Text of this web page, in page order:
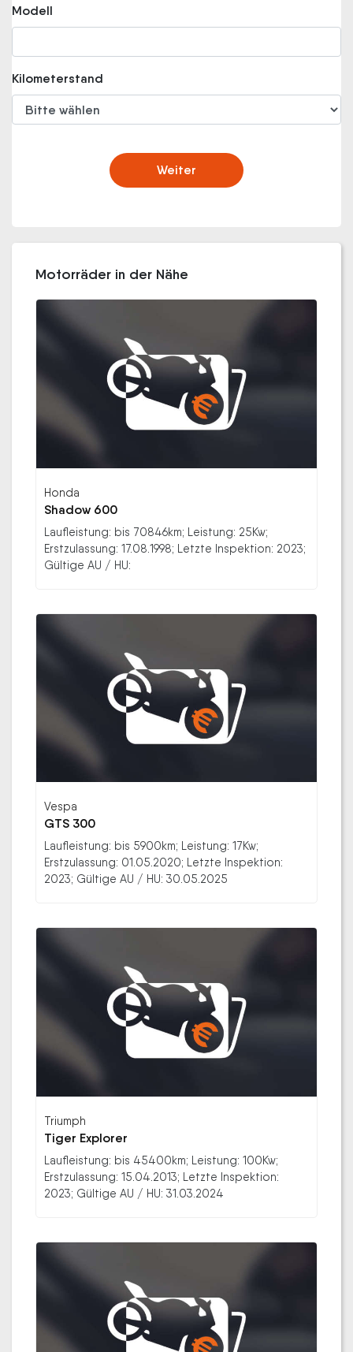
Modell
Kilometerstand
Weiter
Motorräder in der Nähe
Honda
Shadow 600
Laufleistung: bis 70846km; Leistung: 25Kw;
Erstzulassung: 17.08.1998; Letzte Inspektion: 2023;
Gültige AU / HU:
Vespa
GTS 300
Laufleistung: bis 5900km; Leistung: 17Kw;
Erstzulassung: 01.05.2020; Letzte Inspektion:
2023; Gültige AU / HU: 30.05.2025
Triumph
Tiger Explorer
Laufleistung: bis 45400km; Leistung: 100Kw;
Erstzulassung: 15.04.2013; Letzte Inspektion:
2023; Gültige AU / HU: 31.03.2024